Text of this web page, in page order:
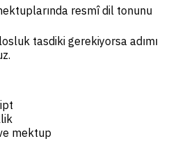
resmî dil tonunu
tasdiki gerekiyorsa adımı
mektup